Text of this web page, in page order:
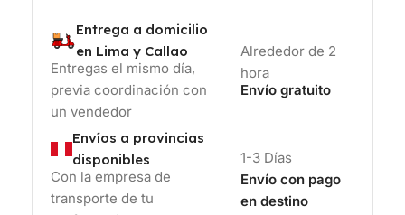
Entrega a domicilio
en Lima y Callao
Entregas el mismo día,
previa coordinación con
un vendedor
Alrededor de 2
hora
Envío gratuito
Envíos a provincias
disponibles
Con la empresa de
transporte de tu
1-3 Días
Envío con pago
en destino